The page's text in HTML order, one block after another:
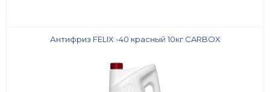
Антифриз FELIX -40 красный 10кг CARBOX